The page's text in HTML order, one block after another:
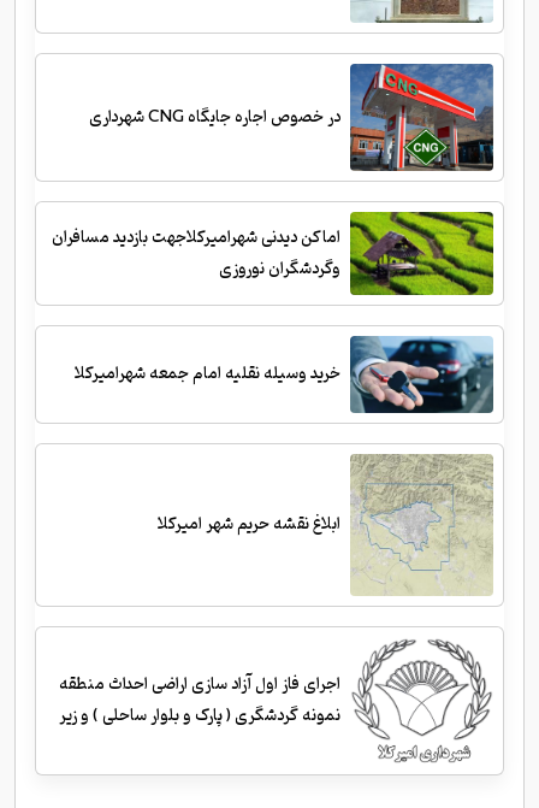
در خصوص اجاره جایگاه CNG شهرداری
اماکن دیدنی شهرامیرکلاجهت بازدید مسافران
وگردشگران نوروزی
خرید وسیله نقلیه امام جمعه شهرامیرکلا
ابلاغ نقشه حریم شهر امیرکلا
اجرای فاز اول آزاد سازی اراضی احداث منطقه
نمونه گردشگری ( پارک و بلوار ساحلی ) و زیر